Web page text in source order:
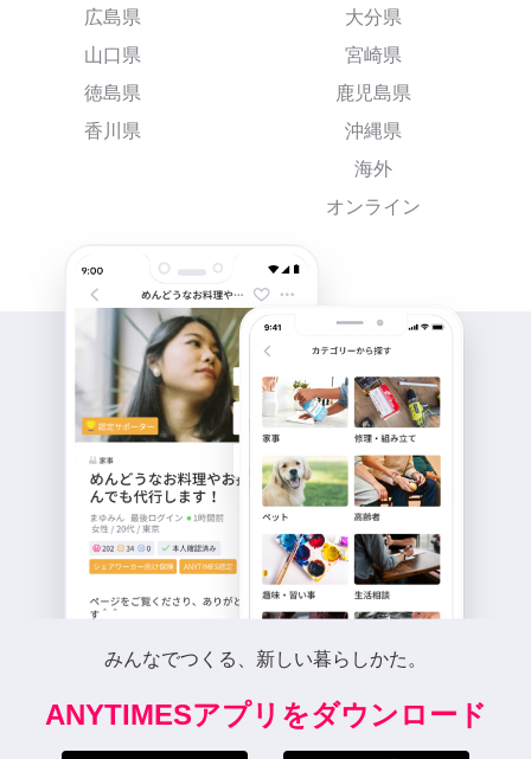
広島県
山口県
徳島県
香川県
大分県
宮崎県
鹿児島県
沖縄県
海外
オンライン
みんなでつくる、新しい暮らしかた。
ANYTIMESアプリをダウンロード